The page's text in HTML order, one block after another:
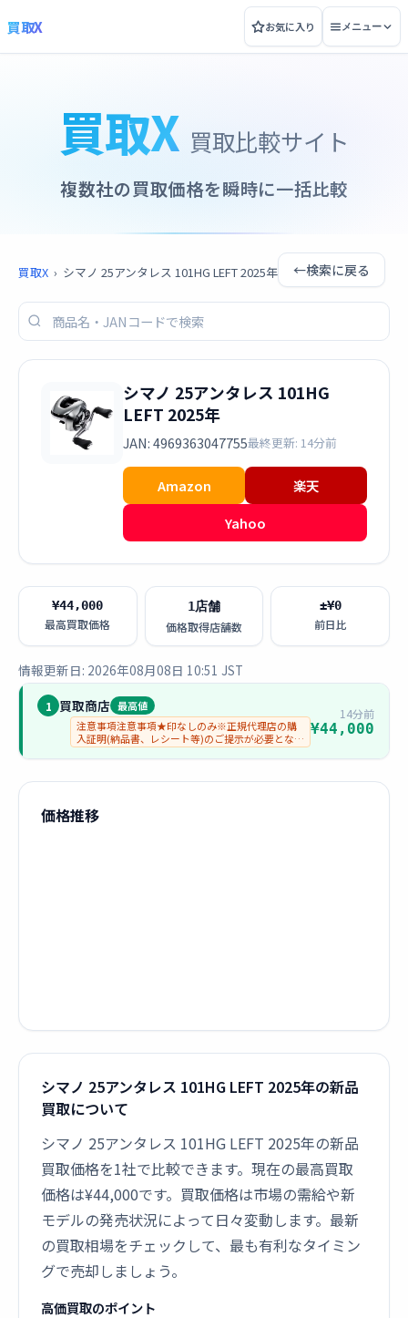
買取X お気に入り メニュー
買取X 買取比較サイト
複数社の買取価格を瞬時に一括比較
買取X › シマノ 25アンタレス 101HG LEFT 2025年 ←検索に戻る
シマノ 25アンタレス 101HG
LEFT 2025年
JAN: 4969363047755最終更新: 14分前
Amazon
楽天
Yahoo
¥44,000
最高買取価格
1店舗
価格取得店舗数
±¥0
前日比
情報更新日: 2026年08月08日 10:51 JST
1 買取商店 最高値
注意事項注意事項★印なしのみ※正規代理店の購
入証明(納品書、レシート等)のご提示が必要となり
ます。
14分前
¥44,000
価格推移
シマノ 25アンタレス 101HG LEFT 2025年の新品
買取について
シマノ 25アンタレス 101HG LEFT 2025年の新品
買取価格を1社で比較できます。現在の最高買取
価格は¥44,000です。買取価格は市場の需給や新
モデルの発売状況によって日々変動します。最新
の買取相場をチェックして、最も有利なタイミン
グで売却しましょう。
高価買取のポイント